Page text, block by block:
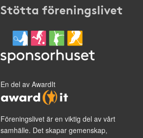
Stötta föreningslivet
En del av AwardIt
Föreningslivet är en viktig del av vårt
samhälle. Det skapar gemenskap,